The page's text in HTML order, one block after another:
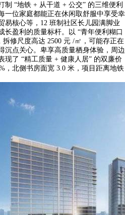
“地铁 + 从干道 + 公交” 的三维便利
一位家庭都能正在休闲取舒服中享受幸
易核心等，12 班制社区长儿园满脚业
长盈利的质量标杆。以 “青年便利糊口
修尺度高达 2500 元 /㎡，可能存正在
沉点关心。卑享高质量栖身体验，周边
现了 “精工质量 + 健康人居” 的双廉价
，北侧书房面宽 3.0 米，项目距离地铁